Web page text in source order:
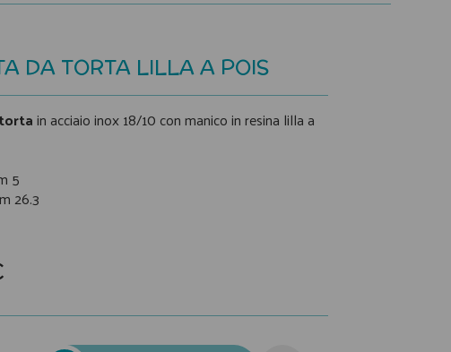
DA TORTA LILLA A POIS
in acciaio inox 18/10 con manico in resina lilla a
5
26.3